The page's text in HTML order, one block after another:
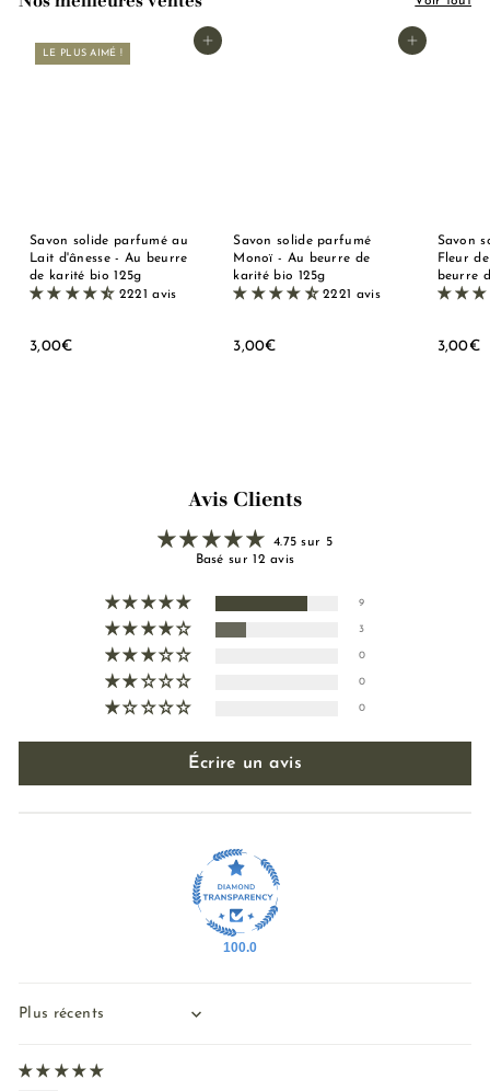
Ajouter au panier
LE PLUS AIMÉ !
Savon solide parfumé au
Lait d'ânesse - Au beurre
de karité bio 125g
2221 avis
3,00€3
Ajouter au panier
Savon solide parfumé
Monoï - Au beurre de
karité bio 125g
2221 avis
3,00€3
Savon
Fleur
beurre
3,00€3
Avis Clients
4.75 sur 5
Basé sur 12 avis
9
3
0
0
0
Écrire un avis
100.0
Sort by